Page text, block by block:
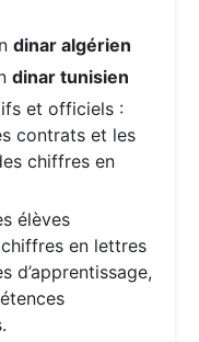
dinar algérien
dinar tunisien
et officiels :
contrats et les
chiffres en
élèves
en lettres
d’apprentissage,